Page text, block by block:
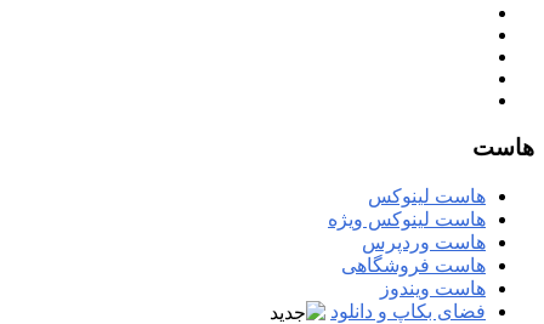
هاست
هاست لینوکس
هاست لینوکس ویژه
هاست وردپرس
هاست فروشگاهی
هاست ویندوز
فضای بکاپ و دانلود